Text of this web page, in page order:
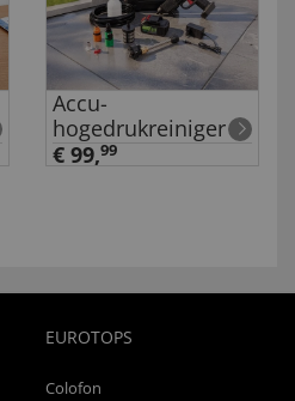
Accu-
hogedrukreiniger
€ 99,99
EUROTOPS
Colofon